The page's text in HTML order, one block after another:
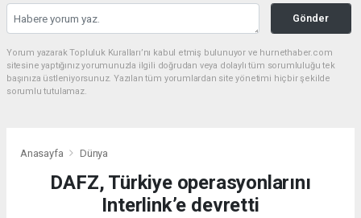
Gönder
Yorum yazarak Topluluk Kuralları’nı kabul etmiş bulunuyor ve hurnethaber.com
sitesine yaptığınız yorumunuzla ilgili doğrudan veya dolaylı tüm sorumluluğu tek
başınıza üstleniyorsunuz. Yazılan tüm yorumlardan site yönetimi hiçbir şekilde
sorumlu tutulamaz.
Anasayfa Dünya
DAFZ, Türkiye operasyonlarını
Interlink’e devretti